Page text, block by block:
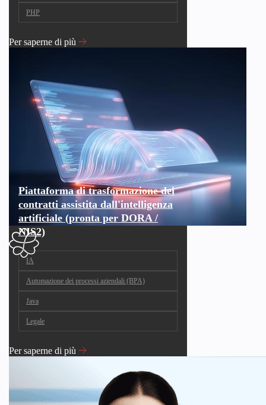
PHP
Per saperne di più
Piattaforma di trasformazione dei
contratti assistita dall'intelligenza
artificiale (pronta per DORA /
NIS2)
IA
Automazione dei processi aziendali (BPA)
Java
Legale
Per saperne di più